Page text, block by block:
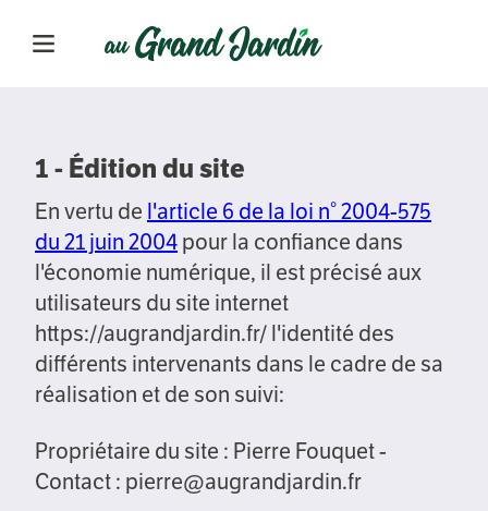
1 - Édition du site
En vertu de l'article 6 de la loi n° 2004-575
du 21 juin 2004pour la confiance dans
l'économie numérique, il est précisé aux
utilisateurs du site internet
https://augrandjardin.fr/ l'identité des
différents intervenants dans le cadre de sa
réalisation et de son suivi:
Propriétaire du site : Pierre Fouquet -
Contact : pierre@augrandjardin.fr